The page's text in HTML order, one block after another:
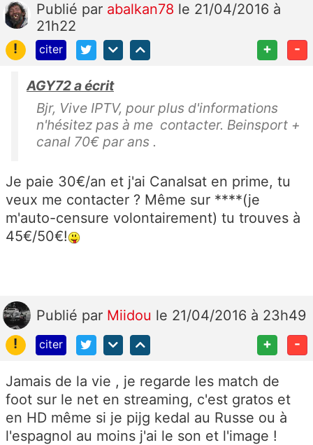
Publié par abalkan78 le 21/04/2016 à
21h22
!
citer + -
AGY72 a écrit
Bjr, Vive IPTV, pour plus d'informations
n'hésitez pas à me contacter. Beinsport +
canal 70€ par ans .
Je paie 30€/an et j'ai Canalsat en prime, tu
veux me contacter ? Même sur ****(je
m'auto-censure volontairement) tu trouves à
45€/50€!
Publié par Miidou le 21/04/2016 à 23h49
!
citer + -
Jamais de la vie , je regarde les match de
foot sur le net en streaming, c'est gratos et
en HD même si je pijg kedal au Russe ou à
l'espagnol au moins j'ai le son et l'image !